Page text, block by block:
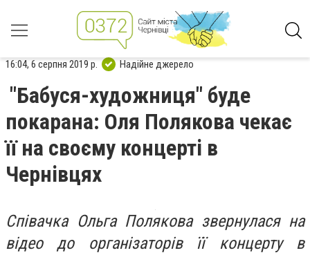
16:04, 6 серпня 2019 р. Надійне джерело
"Бабуся-художниця" буде
покарана: Оля Полякова чекає
її на своєму концерті в
Чернівцях
Співачка Ольга Полякова звернулася на
відео до організаторів її концерту в